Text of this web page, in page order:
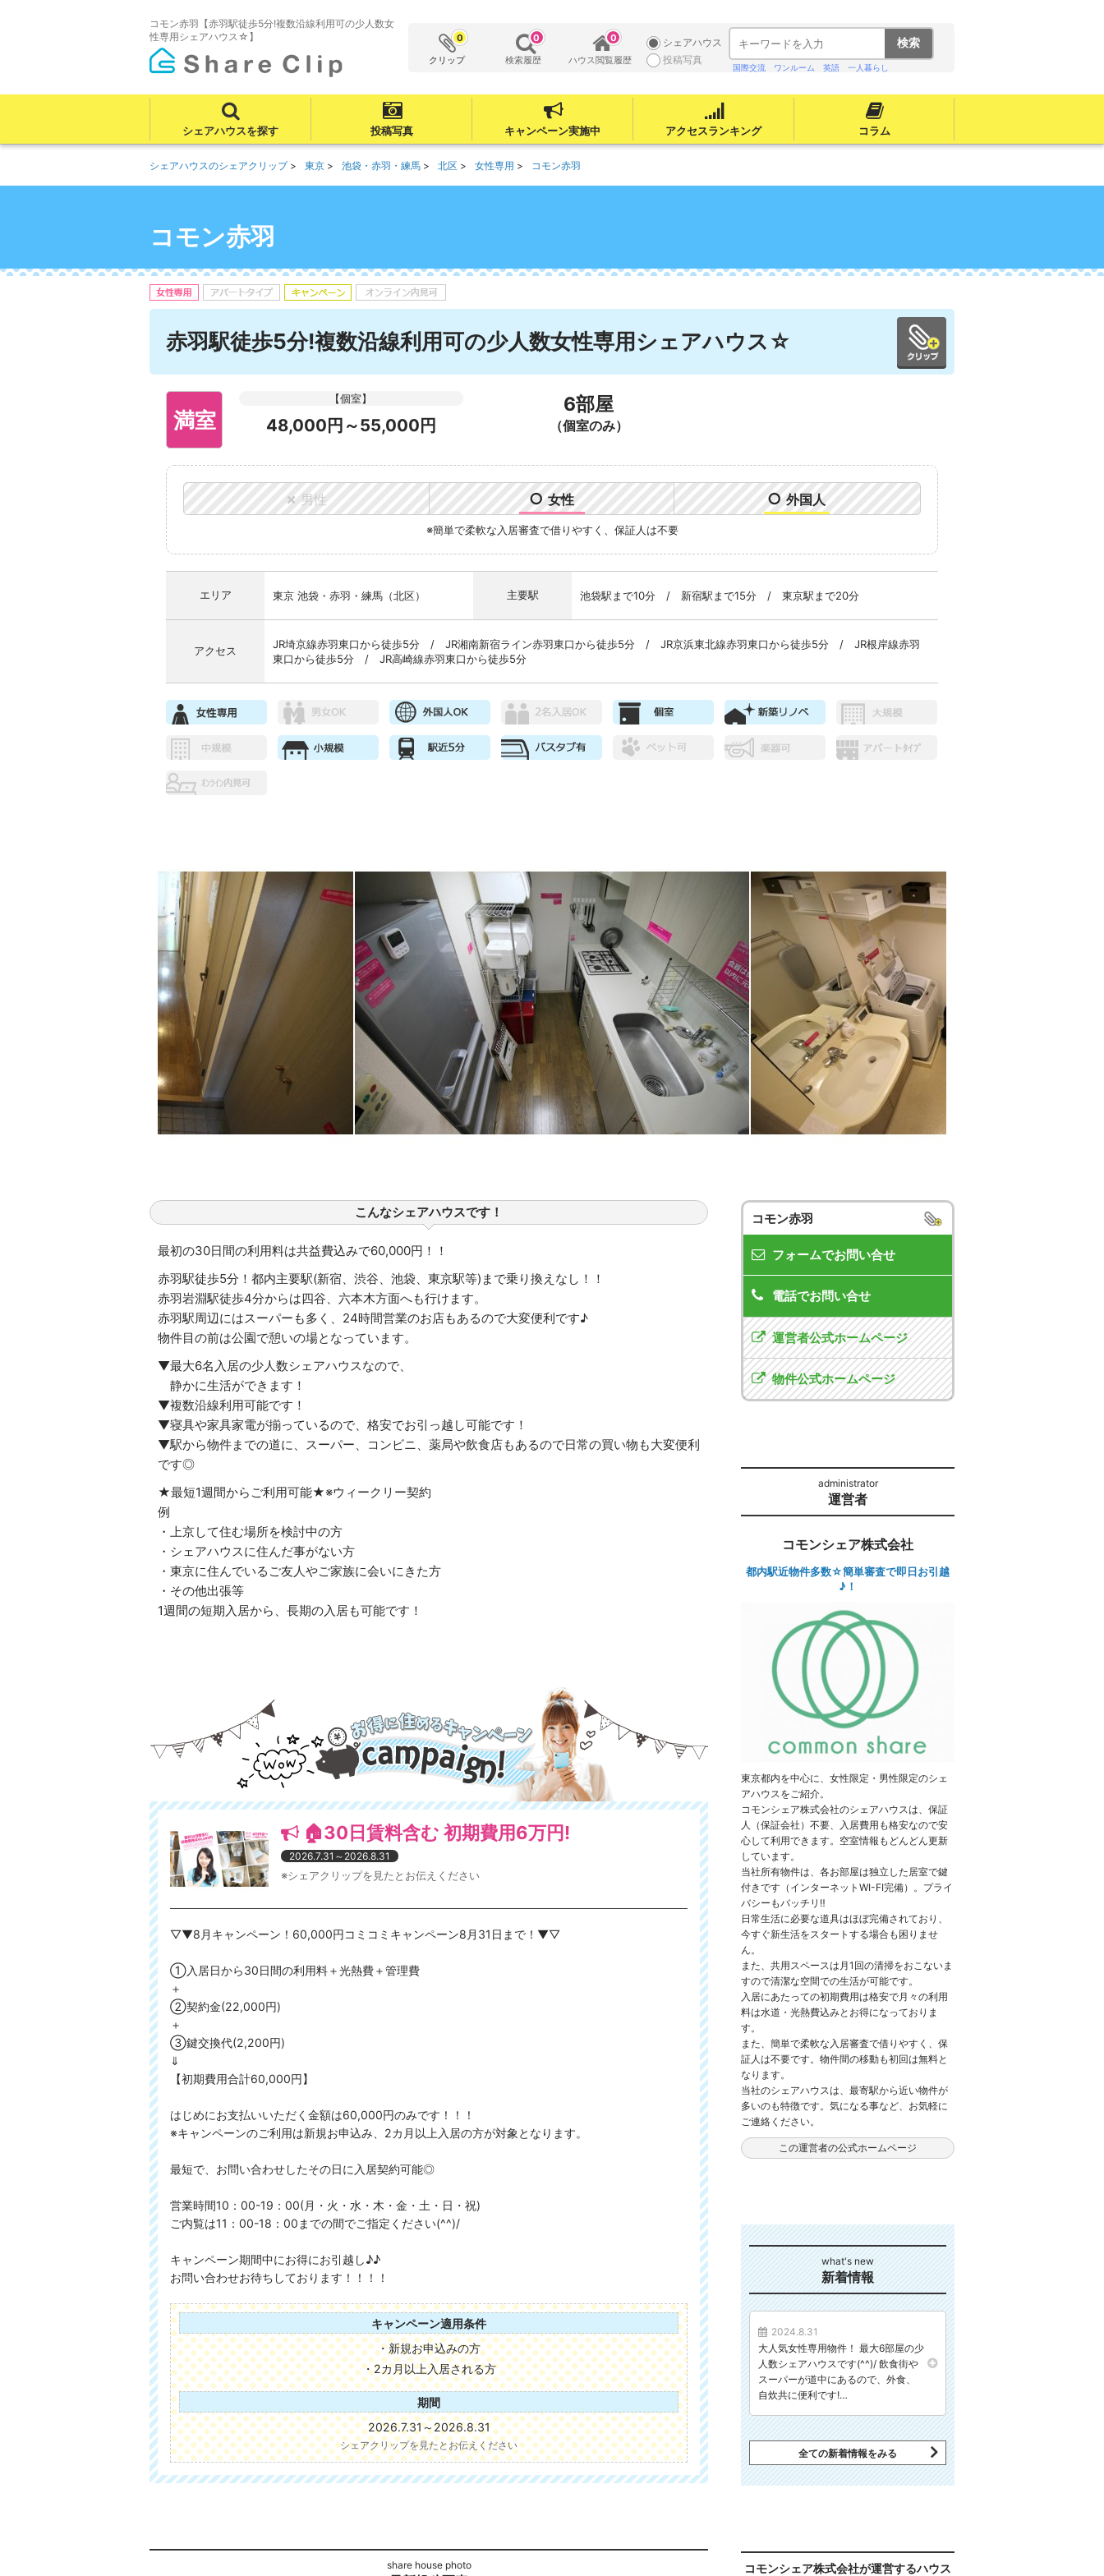
コモン赤羽【赤羽駅徒歩5分!複数沿線利用可の少人数女
性専用シェアハウス☆】
クリップ
0
検索履歴
0
ハウス閲覧履歴
0
シェアハウス
投稿写真
国際交流 ワンルーム 英語 一人暮らし
シェアハウスを探す 投稿写真 キャンペーン実施中 アクセスランキング コラム
シェアハウスのシェアクリップ 東京 池袋・赤羽・練馬 北区 女性専用 コモン赤羽
コモン赤羽
赤羽駅徒歩5分!複数沿線利用可の少人数女性専用シェアハウス☆
満室
【個室】
48,000円～55,000円
6部屋
（個室のみ）
× 男性 ○ 女性 ○ 外国人
※簡単で柔軟な入居審査で借りやすく、保証人は不要
エリア 東京 池袋・赤羽・練馬（北区） 主要駅 池袋駅まで10分 / 新宿駅まで15分 / 東京駅まで20分
アクセス
JR埼京線赤羽東口から徒歩5分 / JR湘南新宿ライン赤羽東口から徒歩5分 / JR京浜東北線赤羽東口から徒歩5分 / JR根岸線赤羽
東口から徒歩5分 / JR高崎線赤羽東口から徒歩5分
こんなシェアハウスです！
最初の30日間の利用料は共益費込みで60,000円！！
赤羽駅徒歩5分！都内主要駅(新宿、渋谷、池袋、東京駅等)まで乗り換えなし！！
赤羽岩淵駅徒歩4分からは四谷、六本木方面へも行けます。
赤羽駅周辺にはスーパーも多く、24時間営業のお店もあるので大変便利です♪
物件目の前は公園で憩いの場となっています。
▼最大6名入居の少人数シェアハウスなので、
静かに生活ができます！
▼複数沿線利用可能です！
▼寝具や家具家電が揃っているので、格安でお引っ越し可能です！
▼駅から物件までの道に、スーパー、コンビニ、薬局や飲食店もあるので日常の買い物も大変便利
です◎
★最短1週間からご利用可能★※ウィークリー契約
例
・上京して住む場所を検討中の方
・シェアハウスに住んだ事がない方
・東京に住んでいるご友人やご家族に会いにきた方
・その他出張等
1週間の短期入居から、長期の入居も可能です！
🏠30日賃料含む 初期費用6万円!
2026.7.31～2026.8.31
※シェアクリップを見たとお伝えください
▽▼8月キャンペーン！60,000円コミコミキャンペーン8月31日まで！▼▽
①入居日から30日間の利用料＋光熱費＋管理費
＋
②契約金(22,000円)
＋
③鍵交換代(2,200円)
⇓
【初期費用合計60,000円】
はじめにお支払いいただく金額は60,000円のみです！！！
※キャンペーンのご利用は新規お申込み、2カ月以上入居の方が対象となります。
最短で、お問い合わせしたその日に入居契約可能◎
営業時間10：00-19：00(月・火・水・木・金・土・日・祝)
ご内覧は11：00-18：00までの間でご指定ください(^^)/
キャンペーン期間中にお得にお引越し♪♪
お問い合わせお待ちしております！！！！
キャンペーン適用条件
・新規お申込みの方
・2カ月以上入居される方
期間
2026.7.31～2026.8.31
シェアクリップを見たとお伝えください
コモン赤羽
フォームでお問い合せ
電話でお問い合せ
運営者公式ホームページ
物件公式ホームページ
運営者
コモンシェア株式会社
都内駅近物件多数☆簡単審査で即日お引越
♪！
東京都内を中心に、女性限定・男性限定のシェ
アハウスをご紹介。
コモンシェア株式会社のシェアハウスは、保証
人（保証会社）不要、入居費用も格安なので安
心して利用できます。空室情報もどんどん更新
しています。
当社所有物件は、各お部屋は独立した居室で鍵
付きです（インターネットWI-FI完備）。プライ
バシーもバッチリ‼
日常生活に必要な道具はほぼ完備されており、
今すぐ新生活をスタートする場合も困りませ
ん。
また、共用スペースは月1回の清掃をおこないま
すので清潔な空間での生活が可能です。
入居にあたっての初期費用は格安で月々の利用
料は水道・光熱費込みとお得になっておりま
す。
また、簡単で柔軟な入居審査で借りやすく、保
証人は不要です。物件間の移動も初回は無料と
なります。
当社のシェアハウスは、最寄駅から近い物件が
多いのも特徴です。気になる事など、お気軽に
ご連絡ください。
この運営者の公式ホームページ
新着情報
2024.8.31
大人気女性専用物件！ 最大6部屋の少
人数シェアハウスです(^^)/ 飲食街や
スーパーが道中にあるので、外食、
自炊共に便利です!…
全ての新着情報をみる
コモンシェア株式会社が運営するハウス